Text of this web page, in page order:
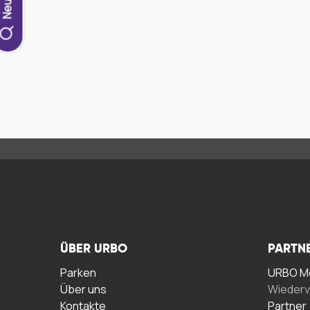
ÜBER URBO
Parken
Über uns
Kontakte
URBO
Partner